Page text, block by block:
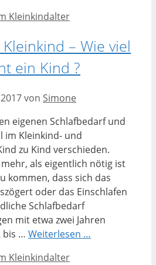
Kleinkindalter
– Wie viel
ein Kind ?
von Simone
eigenen Schlafbedarf und
im Kleinkind- und
zu Kind verschieden.
als eigentlich nötig ist
kommen, dass sich das
oder das Einschlafen
Schlafbedarf
mit etwa zwei Jahren
bis … Weiterlesen …
Kleinkindalter